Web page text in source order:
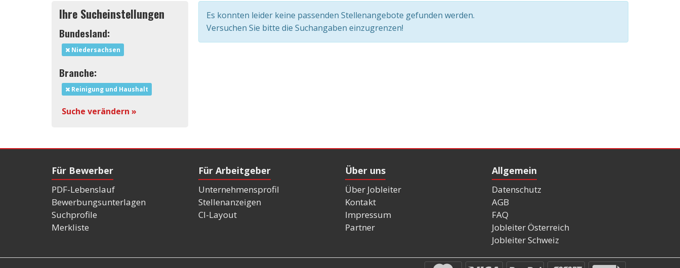
Ihre Sucheinstellungen
Bundesland:
Niedersachsen
Branche:
Reinigung und Haushalt
Suche verändern »
Es konnten leider keine passenden Stellenangebote gefunden werden.
Versuchen Sie bitte die Suchangaben einzugrenzen!
Für Bewerber
PDF-Lebenslauf
Bewerbungsunterlagen
Suchprofile
Merkliste
Für Arbeitgeber
Unternehmensprofil
Stellenanzeigen
CI-Layout
Über uns
Über Jobleiter
Kontakt
Impressum
Partner
Allgemein
Datenschutz
AGB
FAQ
Jobleiter Österreich
Jobleiter Schweiz